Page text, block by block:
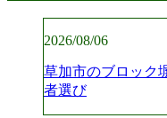
2026/08/06
草加市のブロック
者選び